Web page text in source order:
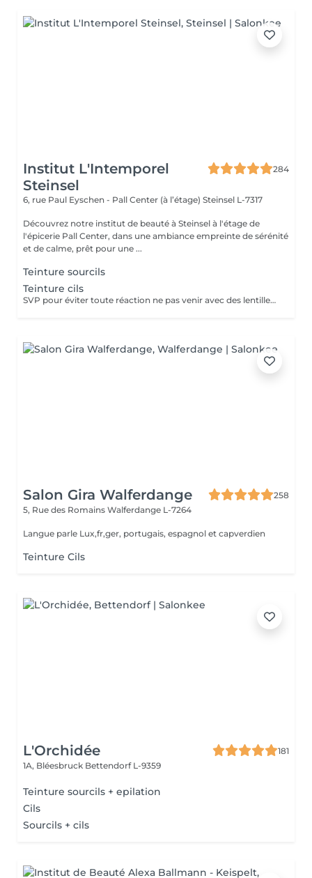
Institut L'Intemporel
Steinsel
284
6, rue Paul Eyschen - Pall Center (à l’étage) Steinsel L-7317
Découvrez notre institut de beauté à Steinsel à l'étage de
l'épicerie Pall Center, dans une ambiance empreinte de sérénité
et de calme, prêt pour une ...
Teinture sourcils
Teinture cils
SVP pour éviter toute réaction ne pas venir avec des lentilles de contact ou prévoir le nécessaire pour les retirer avant la prestation
Salon Gira Walferdange
258
5, Rue des Romains Walferdange L-7264
Langue parle Lux,fr,ger, portugais, espagnol et capverdien
Teinture Cils
L'Orchidée
181
1A, Bléesbruck Bettendorf L-9359
Teinture sourcils + epilation
Cils
Sourcils + cils